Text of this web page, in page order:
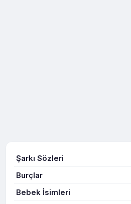
Şarkı Sözleri
Burçlar
Bebek İsimleri